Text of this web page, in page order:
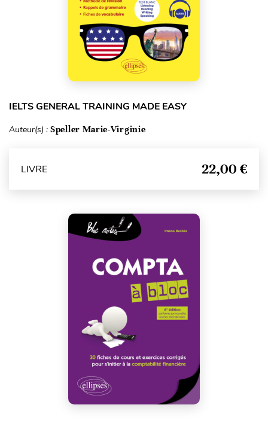
IELTS GENERAL TRAINING MADE EASY
Auteur(s) : Speller Marie-Virginie
LIVRE 22,00 €